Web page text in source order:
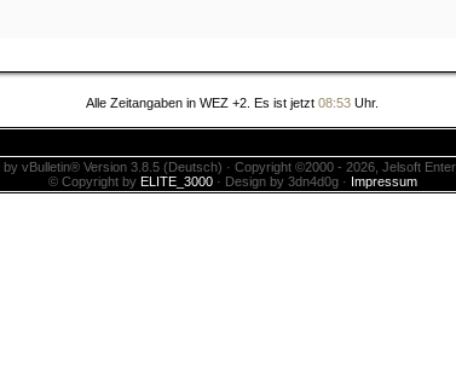
Alle Zeitangaben in WEZ +2. Es ist jetzt 08:53 Uhr.
by vBulletin® Version 3.8.5 (Deutsch) · Copyright ©2000 - 2026, Jelsoft
© Copyright by ELITE_3000· Design by 3dn4d0g · Impressum